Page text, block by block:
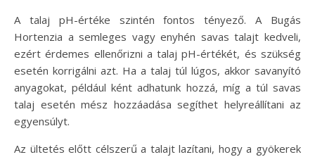
A talaj pH-értéke szintén fontos tényező. A Bugás
Hortenzia a semleges vagy enyhén savas talajt kedveli,
ezért érdemes ellenőrizni a talaj pH-értékét, és szükség
esetén korrigálni azt. Ha a talaj túl lúgos, akkor savanyító
anyagokat, például ként adhatunk hozzá, míg a túl savas
talaj esetén mész hozzáadása segíthet helyreállítani az
egyensúlyt.
Az ültetés előtt célszerű a talajt lazítani, hogy a gyökerek